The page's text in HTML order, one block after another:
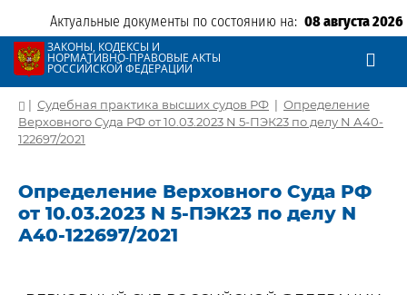
Актуальные документы по состоянию на: 08 августа 2026
ЗАКОНЫ, КОДЕКСЫ И
НОРМАТИВНО-ПРАВОВЫЕ АКТЫ
РОССИЙСКОЙ ФЕДЕРАЦИИ
| Судебная практика высших судов РФ | Определение
Верховного Суда РФ от 10.03.2023 N 5-ПЭК23 по делу N А40-
122697/2021
Определение Верховного Суда РФ
от 10.03.2023 N 5-ПЭК23 по делу N
А40-122697/2021